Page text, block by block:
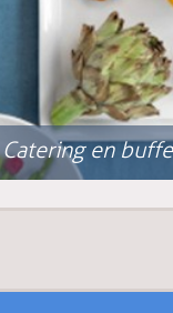
Catering en